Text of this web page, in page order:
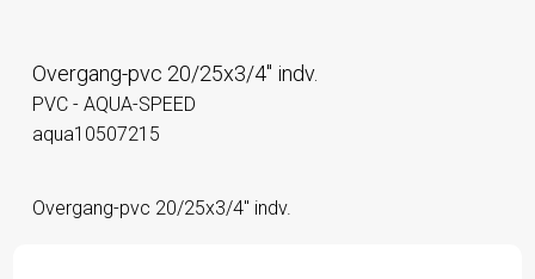
Overgang-pvc 20/25x3/4" indv.
PVC - AQUA-SPEED
aqua10507215
Overgang-pvc 20/25x3/4" indv.